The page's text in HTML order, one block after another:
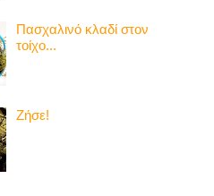
Πασχαλινό κλαδί στον
τοίχο...
Ζήσε!